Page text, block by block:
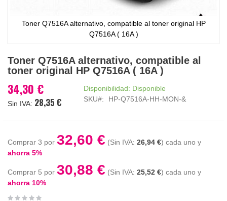
Toner Q7516A alternativo, compatible al toner original HP
Q7516A ( 16A )
al
comienzo
la
galería
Toner Q7516A alternativo, compatible al
toner original HP Q7516A ( 16A )
34,30 €
28,35 €
Disponibilidad: Disponible
SKU
HP-Q7516A-HH-MON-&
Comprar 3 por 32,60 € 26,94 € cada uno y
ahorra 5%
Comprar 5 por 30,88 € 25,52 € cada uno y
ahorra 10%